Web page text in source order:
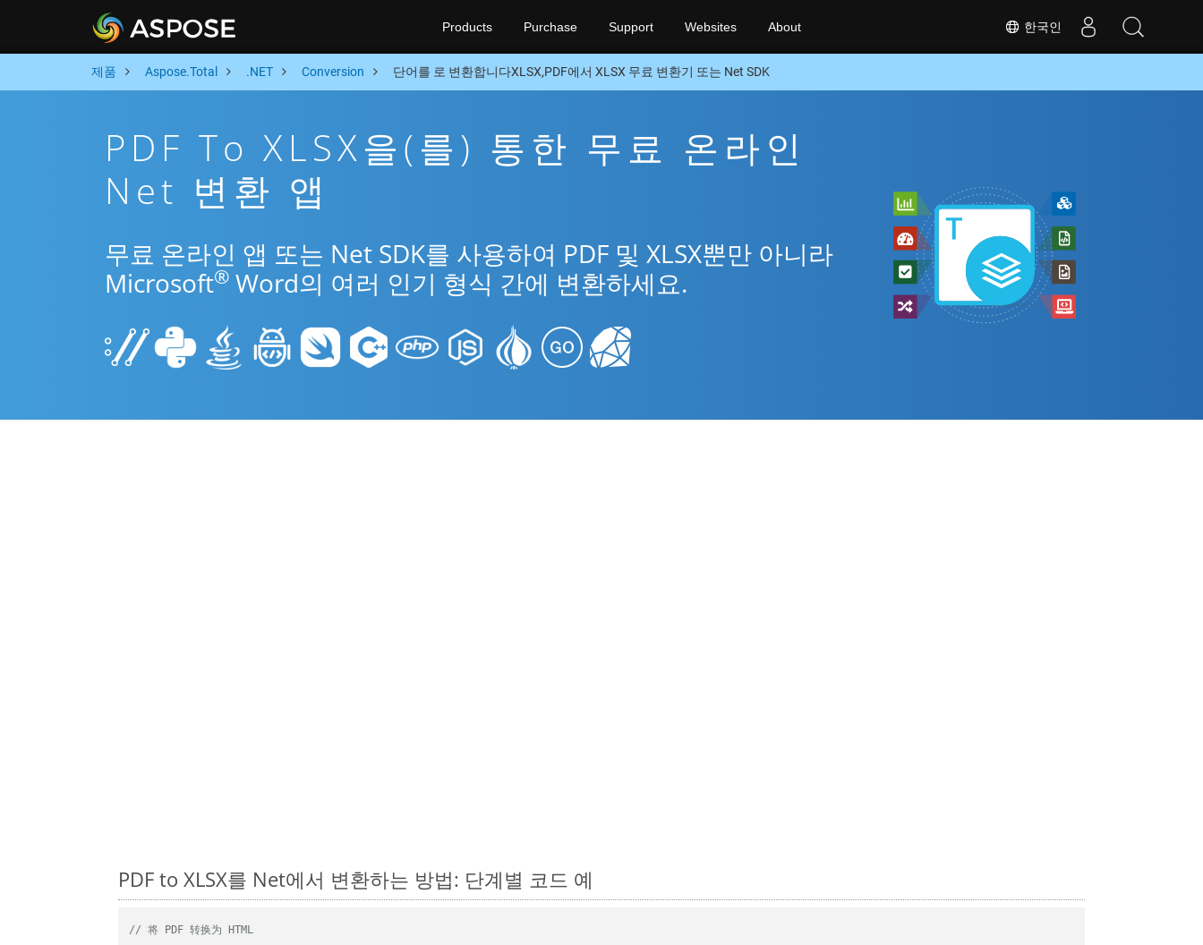
한국인
Products Purchase Support Websites About
제품 Aspose.Total .NET Conversion 단어를 로 변환합니다XLSX,PDF에서 XLSX 무료 변환기 또는 Net SDK
PDF To XLSX을(를) 통한 무료 온라인
Net 변환 앱
무료 온라인 앱 또는 Net SDK를 사용하여 PDF 및 XLSX뿐만 아니라
Microsoft® Word의 여러 인기 형식 간에 변환하세요.
PDF to XLSX를 Net에서 변환하는 방법: 단계별 코드 예
// 将 PDF 转换为 HTML